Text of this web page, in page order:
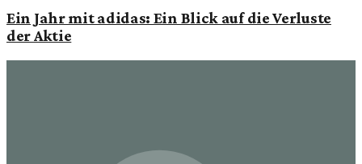
Ein Jahr mit adidas: Ein Blick auf die Verluste
der Aktie